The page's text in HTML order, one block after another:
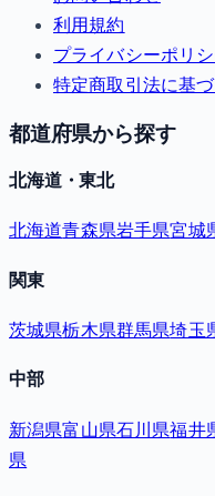
利用規約
プライバシーポリ
特定商取引法に基
都道府県から探す
北海道・東北
北海道青森県岩手県宮城
関東
茨城県栃木県群馬県埼玉
中部
新潟県富山県石川県福井
県